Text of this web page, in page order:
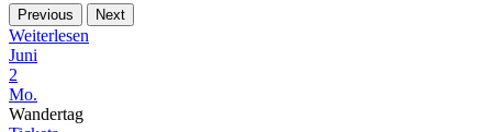
Previous Next
Weiterlesen
Juni
2
Mo.
Wandertag